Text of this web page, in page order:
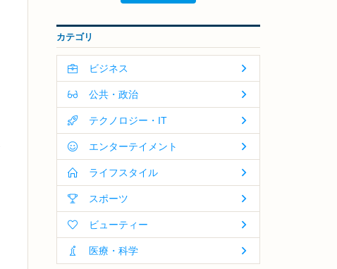
カテゴリ
ビジネス
公共・政治
テクノロジー・IT
エンターテイメント
ライフスタイル
スポーツ
ビューティー
医療・科学